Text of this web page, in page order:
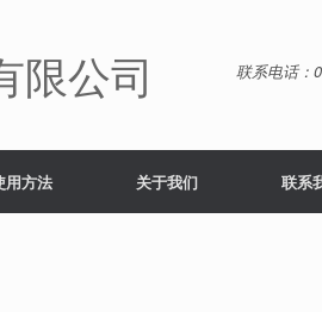
限公司 联系电话：
用方法 关于我们 联系